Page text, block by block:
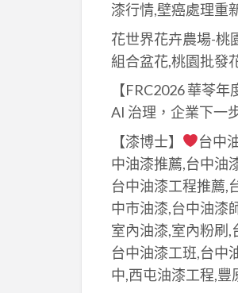
漆行情,壁癌處理重
花世界花卉農場-桃
組合盆花,桃園批發
【FRC2026 華苓
AI 治理，企業下一
【漆博士】
台中
中油漆推薦,台中油
台中油漆工程推薦,
中市油漆,台中油漆
室內油漆,室內粉刷,
台中油漆工班,台中
中,西屯油漆工程,豐